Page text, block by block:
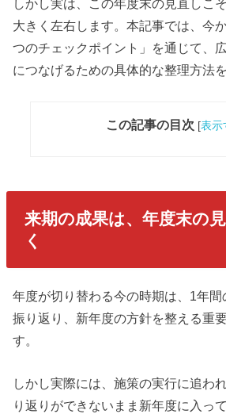
しかし実は、この年度末の見直しこ
大きく左右します。本記事では、今
つのチェックポイント」を通じて、
につなげるための具体的な整理方法
この記事の目次 [表示
来期の成果は、年度末の
く
年度が切り替わる今の時期は、1年
振り返り、新年度の方針を整える重
す。
しかし実際には、施策の実行に追わ
り返りができないまま新年度に入っ